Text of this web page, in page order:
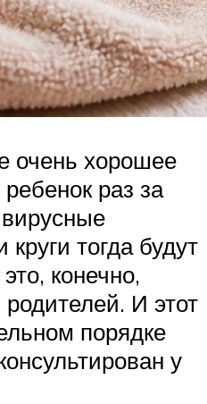
очень хорошее
раз за
тогда будут
конечно,
родителей. И этот
порядке
у